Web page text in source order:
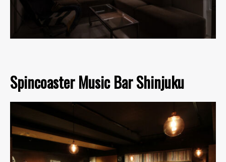
Spincoaster Music Bar Shinjuku